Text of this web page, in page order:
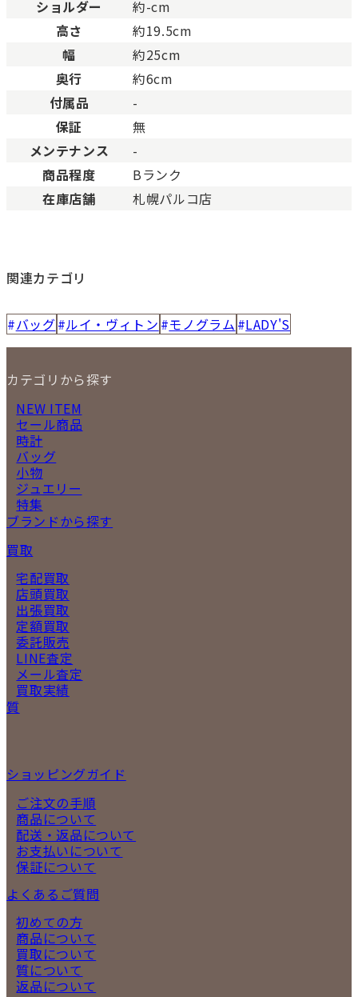
ショルダー
約-cm
高さ
約19.5cm
幅
約25cm
奥行
約6cm
付属品
-
保証
無
メンテナンス
-
商品程度
Bランク
在庫店舗
札幌パルコ店
関連カテゴリ
バッグ ルイ・ヴィトン モノグラム LADY'S
カテゴリから探す
NEW ITEM
セール商品
時計
バッグ
小物
ジュエリー
特集
ブランドから探す
買取
宅配買取
店頭買取
出張買取
定額買取
委託販売
LINE査定
メール査定
買取実績
質
ショッピングガイド
ご注文の手順
商品について
配送・返品について
お支払いについて
保証について
よくあるご質問
初めての方
商品について
買取について
質について
返品について